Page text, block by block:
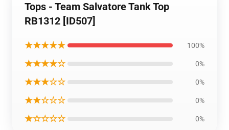
Tops - Team Salvatore Tank Top
RB1312 [ID507]
★★★★★ 100%
★★★★☆ 0%
★★★☆☆ 0%
★★☆☆☆ 0%
★☆☆☆☆ 0%